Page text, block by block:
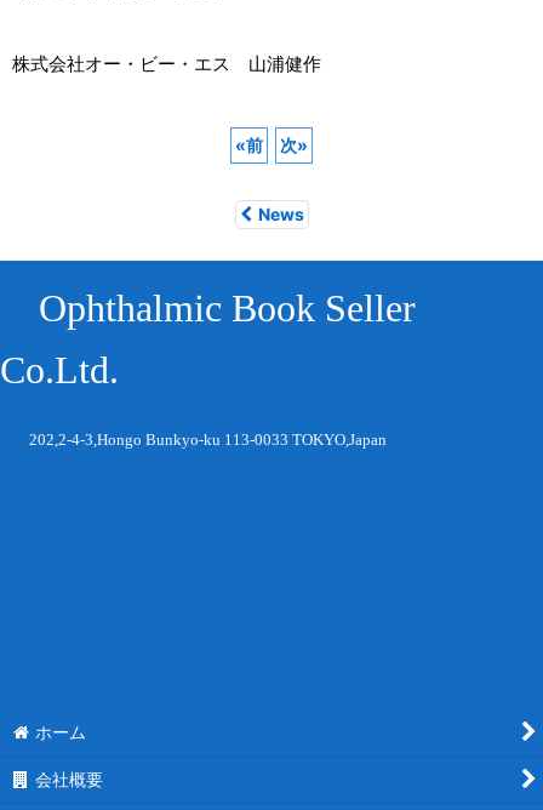
株式会社オー・ビー・エス 山浦健作
«前 次»
News
Ophthalmic Book Seller
Co.Ltd.
202,2-4-3,Hongo Bunkyo-ku 113-0033 TOKYO,Japan
ホーム
会社概要